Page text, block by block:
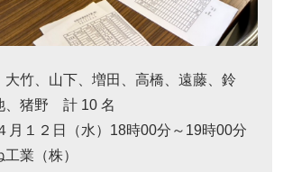
大竹、山下、増田、高橋、遠藤、鈴
、猪野 計 10 名
月１２日（水）18時00分～19時00分
業（株）